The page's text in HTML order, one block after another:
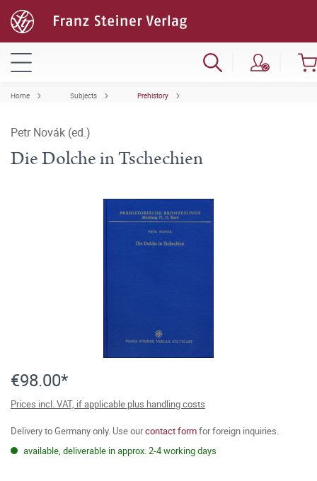
Home Subjects Prehistory
Petr Novák (ed.)
Die Dolche in Tschechien
€98.00*
Prices incl. VAT, if applicable plus handling costs
Delivery to Germany only. Use ourcontact formfor foreign inquiries.
available, deliverable in approx. 2-4 working days